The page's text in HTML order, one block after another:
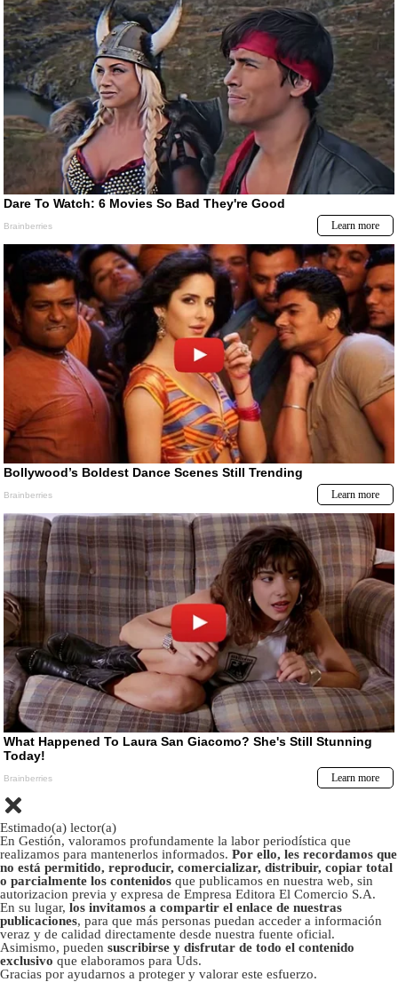
Estimado(a) lector(a)
En Gestión, valoramos profundamente la labor periodística que
realizamos para mantenerlos informados. Por ello, les recordamos que
no está permitido, reproducir, comercializar, distribuir, copiar total
o parcialmente los contenidos que publicamos en nuestra web, sin
autorizacion previa y expresa de Empresa Editora El Comercio S.A.
En su lugar, los invitamos a compartir el enlace de nuestras
publicaciones, para que más personas puedan acceder a información
veraz y de calidad directamente desde nuestra fuente oficial.
Asimismo, pueden suscribirse y disfrutar de todo el contenido
exclusivo que elaboramos para Uds.
Gracias por ayudarnos a proteger y valorar este esfuerzo.